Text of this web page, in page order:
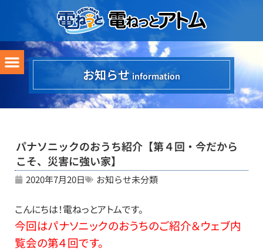
お知らせ information
パナソニックのおうち紹介【第４回・今だから
こそ、災害に強い家】
2020年7月20日 お知らせ未分類
こんにちは！電ねっとアトムです。
今回はパナソニックのおうちのご紹介＆ウェブ内
覧会の第４回です。